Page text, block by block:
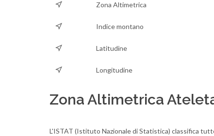
Zona Altimetrica
Indice montano
Latitudine
Longitudine
Zona Altimetrica
L'ISTAT (Istituto Nazionale di Statistica) classifica